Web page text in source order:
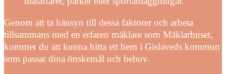
Genom att ta hänsyn till dessa faktorer och arbeta
tillsammans med en erfaren mäklare som Mäklarhuset,
kommer du att kunna hitta ett hem i Gislaveds kommun
som passar dina önskemål och behov.